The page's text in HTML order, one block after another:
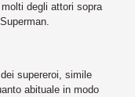
degli attori sopra
supereroi, simile
abituale in modo